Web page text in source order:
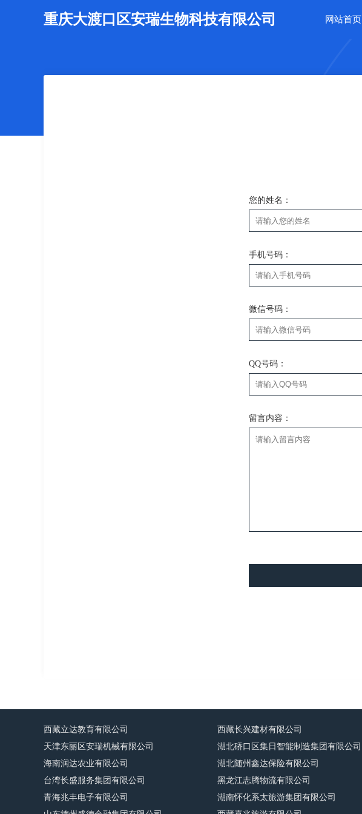
重庆大渡口区安瑞生物科技有限公司 网站首页
您的姓名：
手机号码：
微信号码：
QQ号码：
留言内容：
西藏立达教育有限公司 西藏长兴建材有限公司
天津东丽区安瑞机械有限公司
湖北硚口区集日智能制造集团有限公司
海南润达农业有限公司
湖北随州鑫达保险有限公司
台湾长盛服务集团有限公司
黑龙江志腾物流有限公司
青海兆丰电子有限公司
湖南怀化系太旅游集团有限公司